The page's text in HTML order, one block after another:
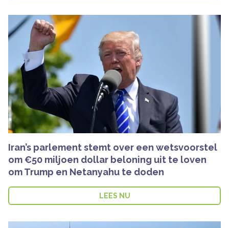
Iran’s parlement stemt over een wetsvoorstel
om €50 miljoen dollar beloning uit te loven
om Trump en Netanyahu te doden
LEES NU